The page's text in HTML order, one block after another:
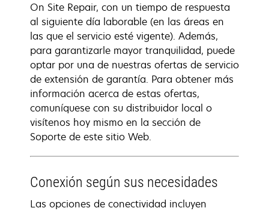
On Site Repair, con un tiempo de respuesta
al siguiente día laborable (en las áreas en
las que el servicio esté vigente). Además,
para garantizarle mayor tranquilidad, puede
optar por una de nuestras ofertas de servicio
de extensión de garantía. Para obtener más
información acerca de estas ofertas,
comuníquese con su distribuidor local o
visítenos hoy mismo en la sección de
Soporte de este sitio Web.
Conexión según sus necesidades
Las opciones de conectividad incluyen